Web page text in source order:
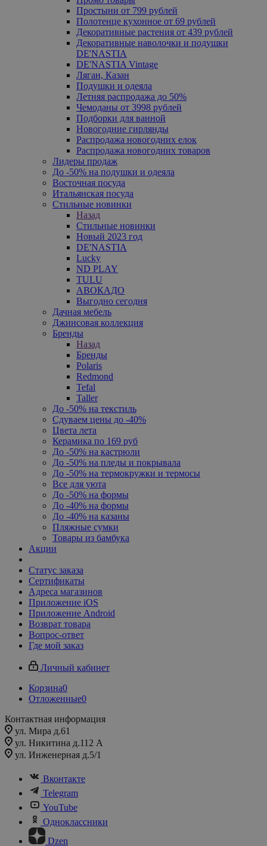
Простыни от 799 рублей
Полотенце кухонное от 69 рублей
Декоративные растения от 439 рублей
Декоративные наволочки и подушки
DE'NASTIA
DE'NASTIA Vintage
Ляган, Казан
Подушки и одеяла
Летняя распродажа до 50%
Чемоданы от 3998 рублей
Подборки для ванной
Новогодние гирлянды
Распродажа новогодних елок
Распродажа новогодних товаров
Лидеры продаж
До -50% на подушки и одеяла
Восточная посуда
Итальянская посуда
Стильные новинки
Назад
Стильные новинки
Новый 2023 год
DE'NASTIA
Lucky
ND PLAY
TULU
АВОКАДО
Выгодно сегодня
Дачная мебель
Джинсовая коллекция
Бренды
Назад
Бренды
Polaris
Redmond
Tefal
Taller
До -50% на текстиль
Сдуваем цены до -40%
Цвета лета
Керамика по 169 руб
До -50% на кастрюли
До -50% на пледы и покрывала
До -50% на термокружки и термосы
Все для уюта
До -50% на формы
До -40% на формы
До -40% на казаны
Пляжные сумки
Товары из бамбука
Акции
Статус заказа
Сертификаты
Адреса магазинов
Приложение iOS
Приложение Android
Возврат товара
Вопрос-ответ
Где мой заказ
Личный кабинет
Корзина0
Отложенные0
Контактная информация
ул. Мира д.61
ул. Никитина д.112 А
ул. Инженерная д.5/1
Вконтакте
Telegram
YouTube
Одноклассники
Dzen